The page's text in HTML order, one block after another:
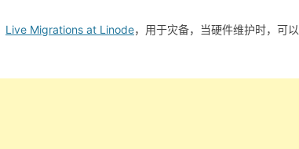
Live Migrations at Linode，用于灾备，当硬件维护时，可以